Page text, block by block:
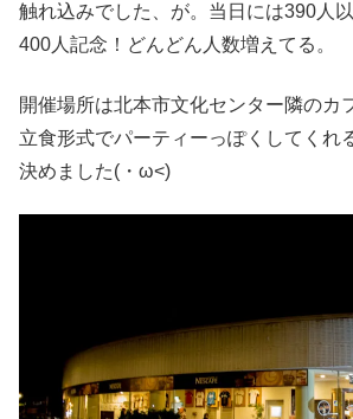
触れ込みでした、が。当日には390人
400人記念！どんどん人数増えてる。
開催場所は北本市文化センター隣のカ
立食形式でパーティーっぽくしてくれ
決めました(・ω<)